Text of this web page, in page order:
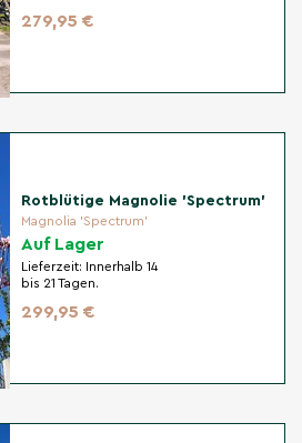
279,95 €
Rotblütige Magnolie 'Spectrum'
Magnolia 'Spectrum'
Auf Lager
Lieferzeit:
Innerhalb 14
bis 21 Tagen.
299,95 €